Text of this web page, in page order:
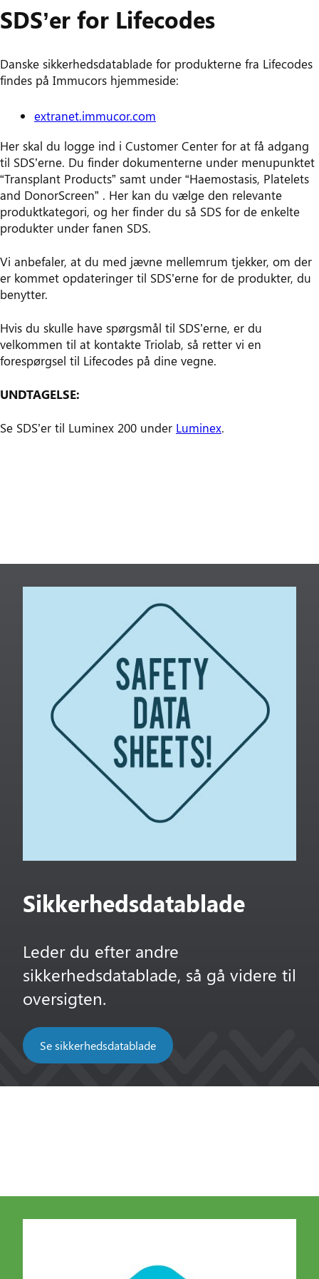
SDS’er for Lifecodes
Danske sikkerhedsdatablade for produkterne fra Lifecodes
findes på Immucors hjemmeside:
extranet.immucor.com
Her skal du logge ind i Customer Center for at få adgang
til SDS’erne. Du finder dokumenterne under menupunktet
“Transplant Products” samt under “Haemostasis, Platelets
and DonorScreen” . Her kan du vælge den relevante
produktkategori, og her finder du så SDS for de enkelte
produkter under fanen SDS.
Vi anbefaler, at du med jævne mellemrum tjekker, om der
er kommet opdateringer til SDS’erne for de produkter, du
benytter.
Hvis du skulle have spørgsmål til SDS’erne, er du
velkommen til at kontakte Triolab, så retter vi en
forespørgsel til Lifecodes på dine vegne.
UNDTAGELSE:
Se SDS’er til Luminex 200 under Luminex.
Sikkerhedsdatablade
Leder du efter andre
sikkerhedsdatablade, så gå videre til
oversigten.
Se sikkerhedsdatablade